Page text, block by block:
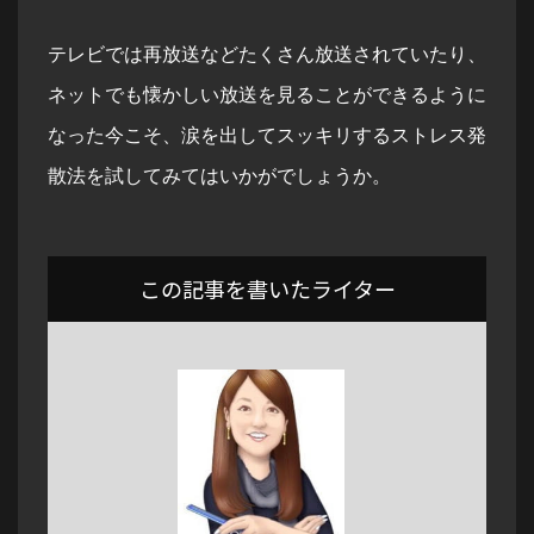
テレビでは再放送などたくさん放送されていたり、
ネットでも懐かしい放送を見ることができるように
なった今こそ、涙を出してスッキリするストレス発
散法を試してみてはいかがでしょうか。
この記事を書いたライター